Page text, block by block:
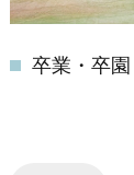
卒業・卒園